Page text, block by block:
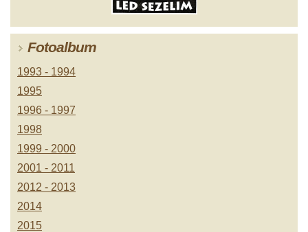
Fotoalbum
1993 - 1994
1995
1996 - 1997
1998
1999 - 2000
2001 - 2011
2012 - 2013
2014
2015